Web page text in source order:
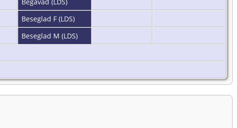
Beseglad F (LDS)
Beseglad M (LDS)